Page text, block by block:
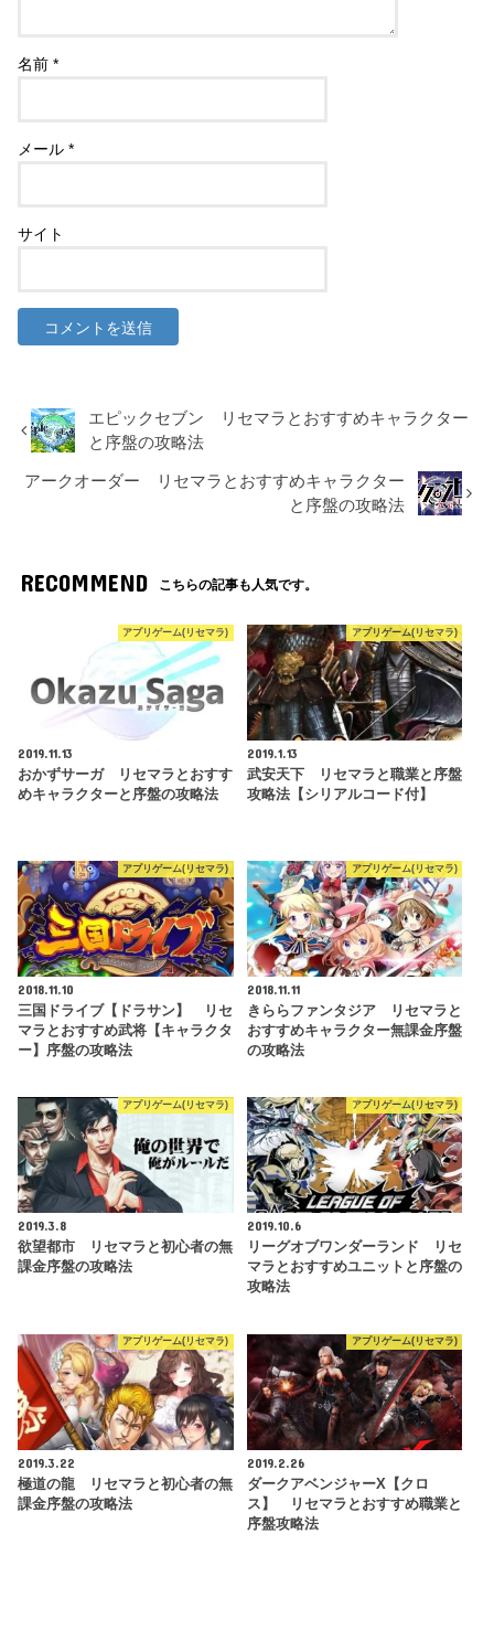
名前*
メール*
サイト
エピックセブン リセマラとおすすめキャラクター
と序盤の攻略法
アークオーダー リセマラとおすすめキャラクター
と序盤の攻略法
RECOMMEND こちらの記事も人気です。
アプリゲーム(リセマラ)
2019.11.13
おかずサーガ リセマラとおすす
めキャラクターと序盤の攻略法
アプリゲーム(リセマラ)
2019.1.13
武安天下 リセマラと職業と序盤
攻略法【シリアルコード付】
アプリゲーム(リセマラ)
2018.11.10
三国ドライブ【ドラサン】 リセ
マラとおすすめ武将【キャラクタ
ー】序盤の攻略法
アプリゲーム(リセマラ)
2018.11.11
きららファンタジア リセマラと
おすすめキャラクター無課金序盤
の攻略法
アプリゲーム(リセマラ)
2019.3.8
欲望都市 リセマラと初心者の無
課金序盤の攻略法
アプリゲーム(リセマラ)
2019.10.6
リーグオブワンダーランド リセ
マラとおすすめユニットと序盤の
攻略法
アプリゲーム(リセマラ)
2019.3.22
極道の龍 リセマラと初心者の無
課金序盤の攻略法
アプリゲーム(リセマラ)
2019.2.26
ダークアベンジャーX【クロ
ス】 リセマラとおすすめ職業と
序盤攻略法